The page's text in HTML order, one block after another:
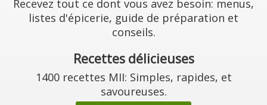
Recevez tout ce dont vous avez besoin: menus,
listes d'épicerie, guide de préparation et
conseils.
Recettes délicieuses
1400 recettes MII: Simples, rapides, et
savoureuses.